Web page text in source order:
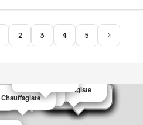
2 3 4 5
Chauffagiste
Chauffagiste
Chauffagiste
Chauffagiste
Chauffagiste
Chauffagiste
Chauffagiste
Chauffagiste
Chauffagiste
Chauffagiste
Chauffagiste
Chauffagiste
Chauffagiste